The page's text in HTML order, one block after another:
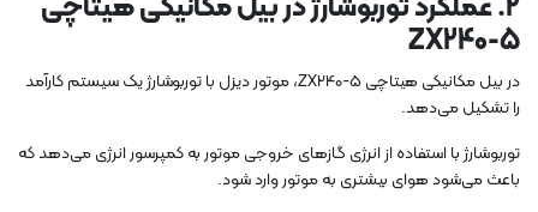
2. عملکرد توربوشارژ در بیل مکانیکی هیتاچی
ZX240-5
در بیل مکانیکی هیتاچی ZX240-5، موتور دیزل با توربوشارژ یک سیستم کارآمد
را تشکیل می‌دهد.
توربوشارژ با استفاده از انرژی گازهای خروجی موتور به کمپرسور انرژی می‌دهد که
باعث می‌شود هوای بیشتری به موتور وارد شود.